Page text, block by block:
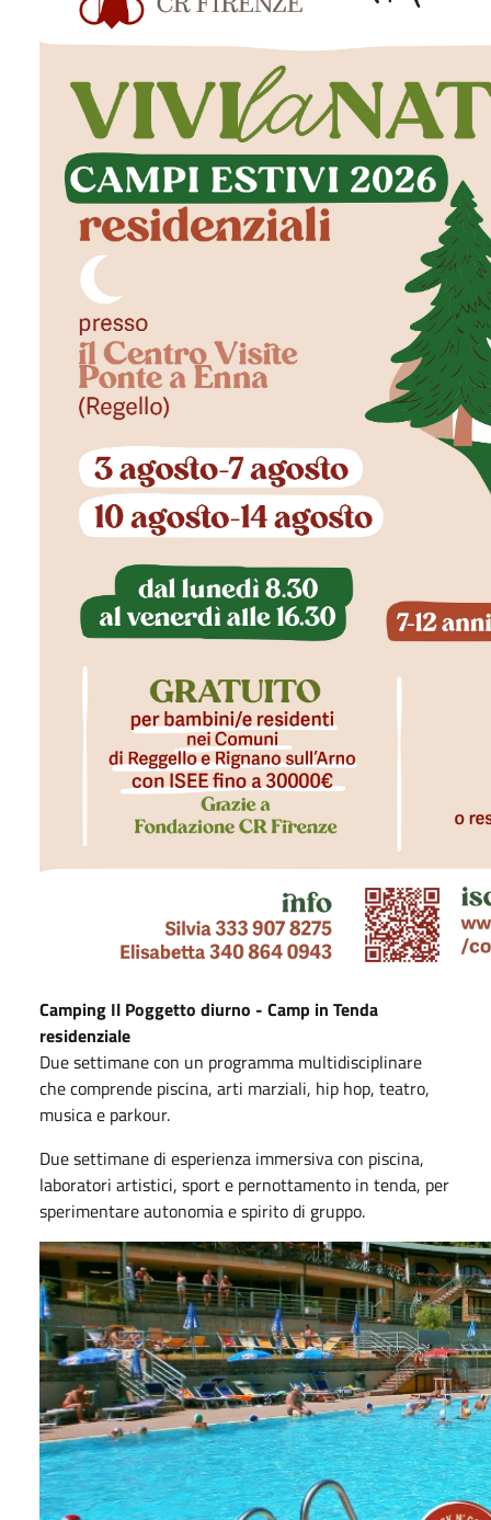
Camping Il Poggetto diurno - Camp in Tenda
residenziale
Due settimane con un programma multidisciplinare
che comprende piscina, arti marziali, hip hop, teatro,
musica e parkour.
Due settimane di esperienza immersiva con piscina,
laboratori artistici, sport e pernottamento in tenda, per
sperimentare autonomia e spirito di gruppo.